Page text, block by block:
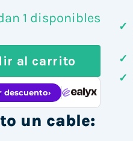
1 disponibles
al carrito
un cable:
✓
✓
✓